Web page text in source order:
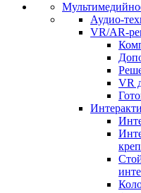
Аудио-
VR/AR-
VR